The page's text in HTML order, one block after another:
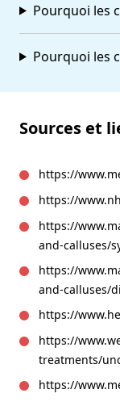
Pourquoi les
Pourquoi les
Sources et
https://
https://
https://
and-calluses/
https://
and-calluses/
https://
https://
treatments/
https://